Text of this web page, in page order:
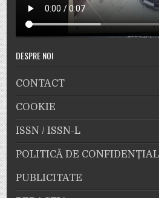
DESPRE NOI
CONTACT
COOKIE
ISSN / ISSN-L
POLITICĂ DE
PUBLICITATE